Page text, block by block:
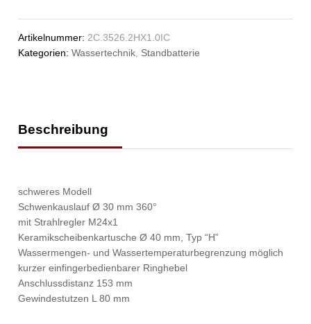
Artikelnummer:2C.3526.2HX1.0IC
Kategorien:Wassertechnik, Standbatterie
Beschreibung
schweres Modell
Schwenkauslauf Ø 30 mm 360°
mit Strahlregler M24x1
Keramikscheibenkartusche Ø 40 mm, Typ “H”
Wassermengen- und Wassertemperaturbegrenzung möglich
kurzer einfingerbedienbarer Ringhebel
Anschlussdistanz 153 mm
Gewindestutzen L 80 mm